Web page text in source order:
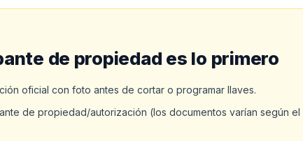
de propiedad es lo primero
oficial con foto antes de cortar o programar llaves.
de propiedad/autorización (los documentos varían según el